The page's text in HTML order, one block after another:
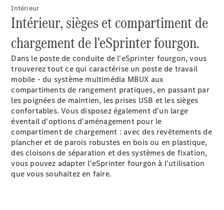
Vito
Vito
Vito Mixto
Vito Tourer
Configurateur
Mercedes-
Benz Store
Citan
Intérieur
Intérieur, sièges et compartiment de
chargement de l'eSprinter fourgon.
Dans le poste de conduite de l'eSprinter fourgon, vous
trouverez tout ce qui caractérise un poste de travail
mobile - du système multimédia MBUX aux
compartiments de rangement pratiques, en passant par
les poignées de maintien, les prises USB et les sièges
confortables. Vous disposez également d'un large
éventail d'options d'aménagement pour le
compartiment de chargement : avec des revêtements de
plancher et de parois robustes en bois ou en plastique,
des cloisons de séparation et des systèmes de fixation,
vous pouvez adapter l'eSprinter fourgon à l'utilisation
que vous souhaitez en faire.